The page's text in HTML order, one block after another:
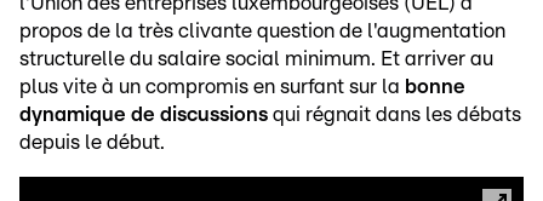
propos de la très clivante question de l'augmentation
structurelle du salaire social minimum. Et arriver au
plus vite à un compromis en surfant sur la bonne
dynamique de discussions qui régnait dans les débats
depuis le début.